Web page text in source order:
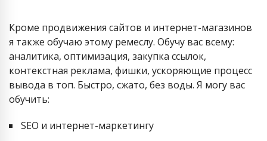
Кроме продвижения сайтов и интернет-магазинов
я также обучаю этому ремеслу. Обучу вас всему:
аналитика, оптимизация, закупка ссылок,
контекстная реклама, фишки, ускоряющие процесс
вывода в топ. Быстро, сжато, без воды. Я могу вас
обучить:
SEO и интернет-маркетингу